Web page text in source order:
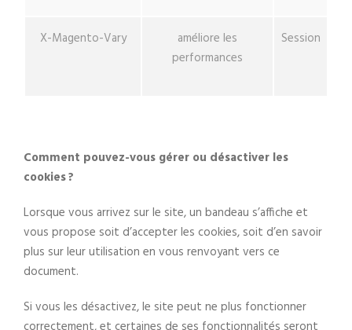
X-Magento-Vary
améliore les
performances
Session
Comment pouvez-vous gérer ou désactiver les
cookies ?
Lorsque vous arrivez sur le site, un bandeau s’affiche et
vous propose soit d’accepter les cookies, soit d’en savoir
plus sur leur utilisation en vous renvoyant vers ce
document.
Si vous les désactivez, le site peut ne plus fonctionner